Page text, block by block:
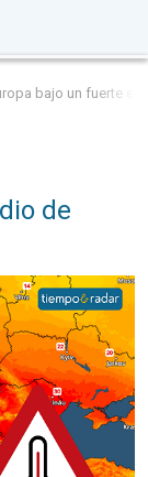
bajo un fuerte
de